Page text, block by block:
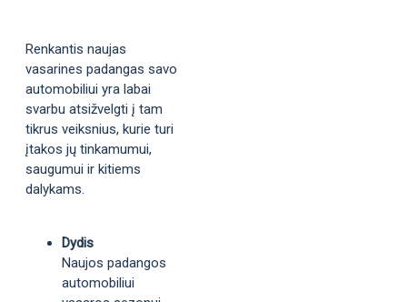
Renkantis naujas
vasarines padangas savo
automobiliui yra labai
svarbu atsižvelgti į tam
tikrus veiksnius, kurie turi
įtakos jų tinkamumui,
saugumui ir kitiems
dalykams.
Dydis
Naujos padangos
automobiliui